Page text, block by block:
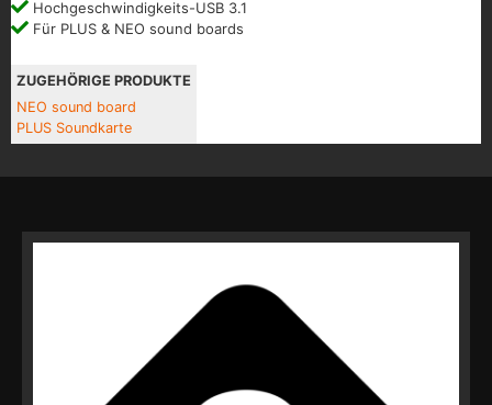
Hochgeschwindigkeits-USB 3.1
Für PLUS & NEO sound boards
ZUGEHÖRIGE PRODUKTE
NEO sound board
PLUS Soundkarte